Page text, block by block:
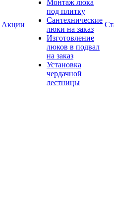
Акции
Монтаж люка
под плитку
Сантехнические
люки на заказ
Изготовление
люков в подвал
на заказ
Установка
чердачной
лестницы